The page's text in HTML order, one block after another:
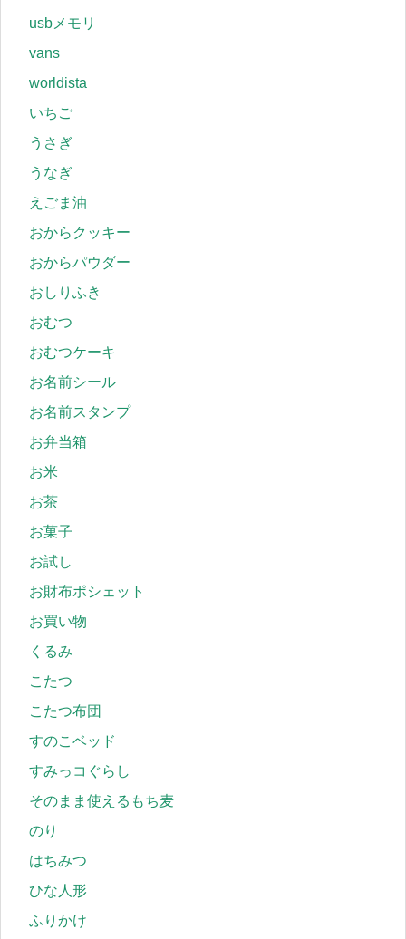
usbメモリ
vans
worldista
いちご
うさぎ
うなぎ
えごま油
おからクッキー
おからパウダー
おしりふき
おむつ
おむつケーキ
お名前シール
お名前スタンプ
お弁当箱
お米
お茶
お菓子
お試し
お財布ポシェット
お買い物
くるみ
こたつ
こたつ布団
すのこベッド
すみっコぐらし
そのまま使えるもち麦
のり
はちみつ
ひな人形
ふりかけ